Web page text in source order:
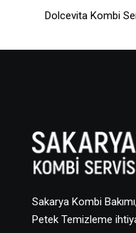
Dolcevita Kombi
Sakarya Kombi
Petek Temizleme